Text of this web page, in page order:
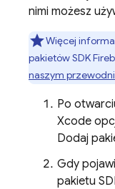
nimi możesz
Więcej
pakietów SDK
naszym
Po
Xcode
Dodaj
Gdy
pakietu